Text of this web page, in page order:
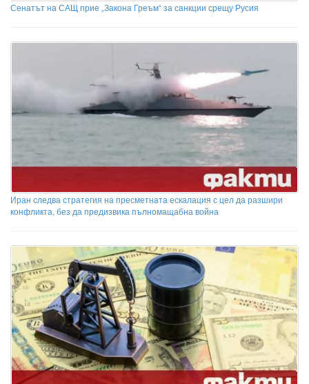
Сенатът на САЩ прие „Закона Греъм“ за санкции срещу Русия
Иран следва стратегия на пресметната ескалация с цел да разшири
конфликта, без да предизвика пълномащабна война